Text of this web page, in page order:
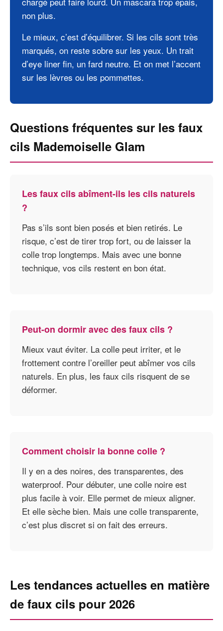
non plus.
Le mieux, c’est d’équilibrer. Si les cils sont très
marqués, on reste sobre sur les yeux. Un trait
d’eye liner fin, un fard neutre. Et on met l’accent
sur les lèvres ou les pommettes.
Questions fréquentes sur les faux
cils Mademoiselle Glam
Les faux cils abîment-ils les cils naturels
?
Pas s’ils sont bien posés et bien retirés. Le
risque, c’est de tirer trop fort, ou de laisser la
colle trop longtemps. Mais avec une bonne
technique, vos cils restent en bon état.
Peut-on dormir avec des faux cils ?
Mieux vaut éviter. La colle peut irriter, et le
frottement contre l’oreiller peut abîmer vos cils
naturels. En plus, les faux cils risquent de se
déformer.
Comment choisir la bonne colle ?
Il y en a des noires, des transparentes, des
waterproof. Pour débuter, une colle noire est
plus facile à voir. Elle permet de mieux aligner.
Et elle sèche bien. Mais une colle transparente,
c’est plus discret si on fait des erreurs.
Les tendances actuelles en matière
de faux cils pour 2026